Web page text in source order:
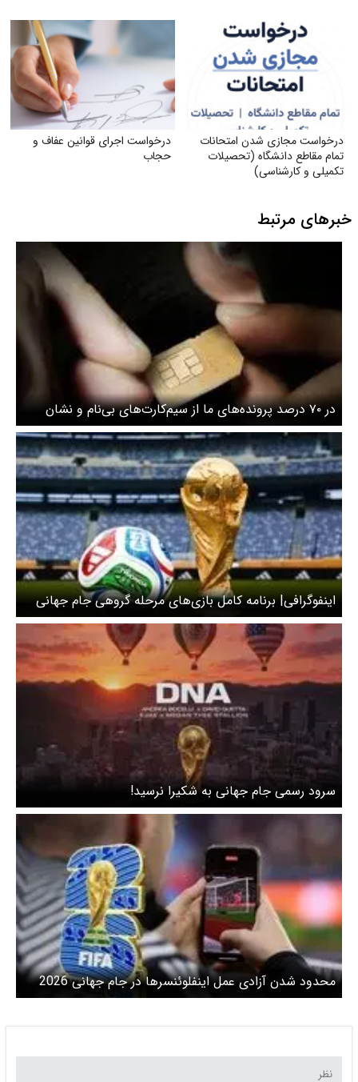
درخواست مجازی شدن امتحانات
تمام مقاطع دانشگاه (تحصیلات
تکمیلی و کارشناسی)
درخواست اجرای قوانین عفاف و
حجاب
خبرهای مرتبط
‌در ۷۰ درصد پرونده‌های ما از سیم‌کارت‌های بی‌نام و نشان
استفاده می‌شود
اینفوگرافی| برنامه کامل بازی‌های مرحله گروهی جام جهانی
۲۰۲۶ + روز و ساعت بازی‌ها
سرود رسمی جام جهانی به شکیرا نرسید!
محدود شدن آزادی عمل اینفلوئنسرها در جام جهانی 2026